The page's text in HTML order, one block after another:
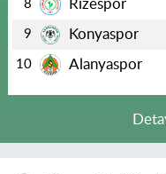
8 Rizespor
9 Konyaspor
10 Alanyaspor